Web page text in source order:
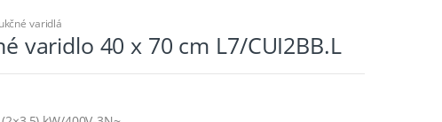
varidlá
varidlo 40 x 70 cm L7/CUI2BB.L